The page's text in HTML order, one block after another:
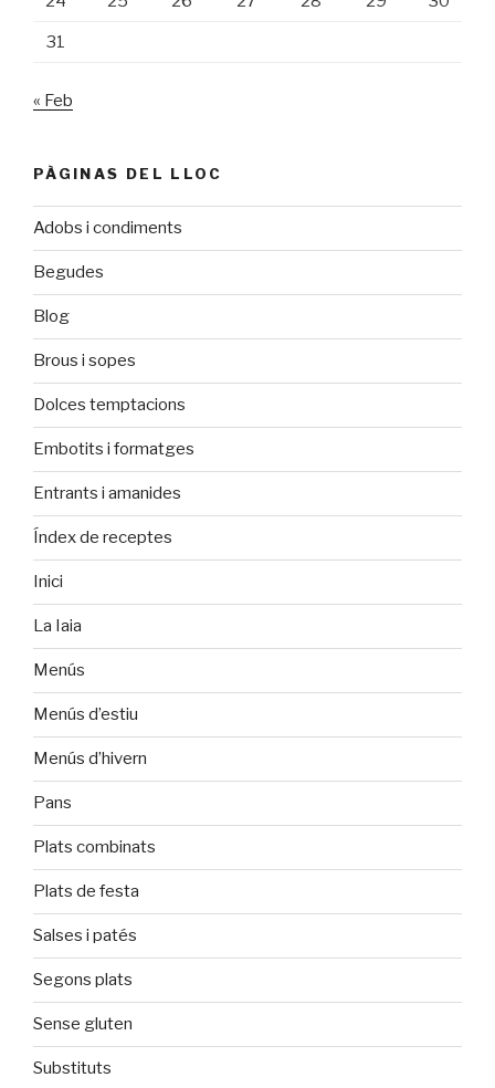
31
« Feb
PÀGINAS DEL LLOC
Adobs i condiments
Begudes
Blog
Brous i sopes
Dolces temptacions
Embotits i formatges
Entrants i amanides
Índex de receptes
Inici
La Iaia
Menús
Menús d’estiu
Menús d’hivern
Pans
Plats combinats
Plats de festa
Salses i patés
Segons plats
Sense gluten
Substituts